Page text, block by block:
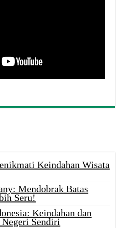
Keindahan Wisata
Mendobrak Batas
Seru!
Keindahan dan
Sendiri